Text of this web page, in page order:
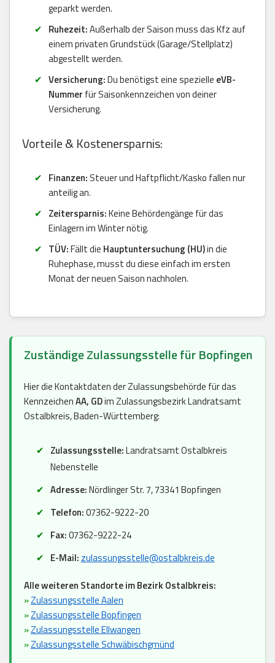
geparkt werden.
Ruhezeit:Außerhalb der Saison muss das Kfz auf
einem privaten Grundstück (Garage/Stellplatz)
abgestellt werden.
Versicherung:Du benötigst eine spezielle eVB-
Nummer für Saisonkennzeichen von deiner
Versicherung.
Vorteile & Kostenersparnis:
Finanzen: Steuer und Haftpflicht/Kasko fallen nur
anteilig an.
Zeitersparnis:Keine Behördengänge für das
Einlagern im Winter nötig.
TÜV:Fällt die Hauptuntersuchung (HU)in die
Ruhephase, musst du diese einfach im ersten
Monat der neuen Saison nachholen.
Zuständige Zulassungsstelle für Bopfingen
Hier die Kontaktdaten der Zulassungsbehörde für das
KennzeichenAA, GDim Zulassungsbezirk Landratsamt
Ostalbkreis, Baden-Württemberg:
Zulassungsstelle:Landratsamt Ostalbkreis
Nebenstelle
Adresse:Nördlinger Str. 7, 73341 Bopfingen
Telefon:07362-9222-20
Fax:07362-9222-24
E-Mail: zulassungsstelle@ostalbkreis.de
Alle weiteren Standorte im Bezirk Ostalbkreis:
»Zulassungsstelle Aalen
»Zulassungsstelle Bopfingen
»Zulassungsstelle Ellwangen
»Zulassungsstelle Schwäbischgmünd